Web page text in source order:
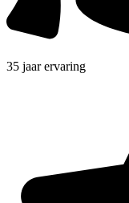
35 jaar ervaring